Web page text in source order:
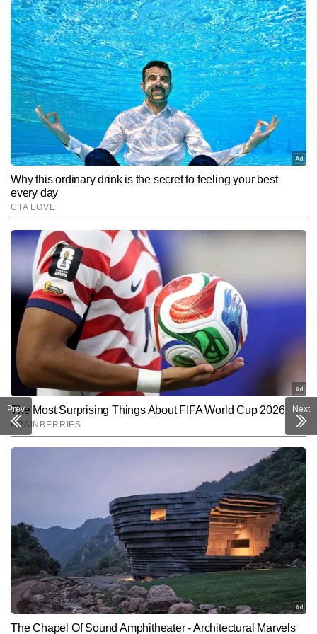
अमरावती में
सोना का भाव
₹97630 ₹89490 ₹73220
हैदराबाद में
सोना का भाव
₹97630 ₹89490 ₹73220
बेंगलुरु में सोना
₹97630 ₹89490 ₹73220
गुवाहाटी में सोना
का भाव
₹97630 ₹89490 ₹73220
केरल में सोना
का भाव
चंडीगढ़ में सोना
का भाव
₹97780
अहमदाबाद में
सोना का भाव
₹97780 ₹89640
Prev Next